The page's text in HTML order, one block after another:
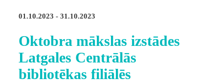
01.10.2023 - 31.10.2023
Oktobra mākslas izstādes
Latgales Centrālās
bibliotēkas filiālēs